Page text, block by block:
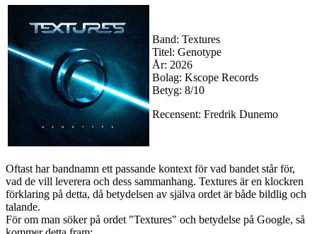
Band: Textures
Titel: Genotype
År: 2026
Bolag: Kscope Records
Betyg: 8/10
Recensent: Fredrik Dunemo
Oftast har bandnamn ett passande kontext för vad bandet står för,
vad de vill leverera och dess sammanhang. Textures är en klockren
förklaring på detta, då betydelsen av själva ordet är både bildlig och
talande.
För om man söker på ordet "Textures" och betydelse på Google, så